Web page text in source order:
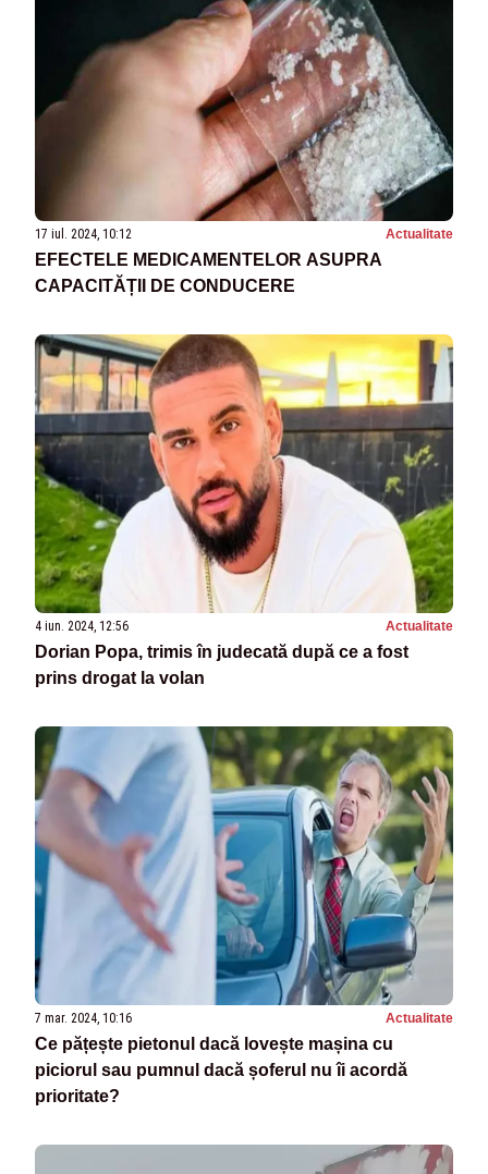
17 iul. 2024, 10:12 Actualitate
EFECTELE MEDICAMENTELOR ASUPRA
CAPACITĂȚII DE CONDUCERE
4 iun. 2024, 12:56 Actualitate
Dorian Popa, trimis în judecată după ce a fost
prins drogat la volan
7 mar. 2024, 10:16 Actualitate
Ce pățește pietonul dacă lovește mașina cu
piciorul sau pumnul dacă șoferul nu îi acordă
prioritate?